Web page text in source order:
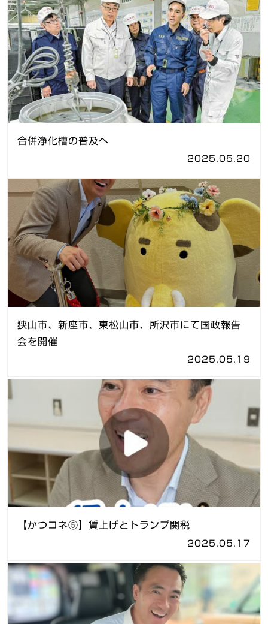
合併浄化槽の普及へ
2025.05.20
狭山市、新座市、東松山市、所沢市にて国政報告
会を開催
2025.05.19
【かつコネ⑤】賃上げとトランプ関税
2025.05.17